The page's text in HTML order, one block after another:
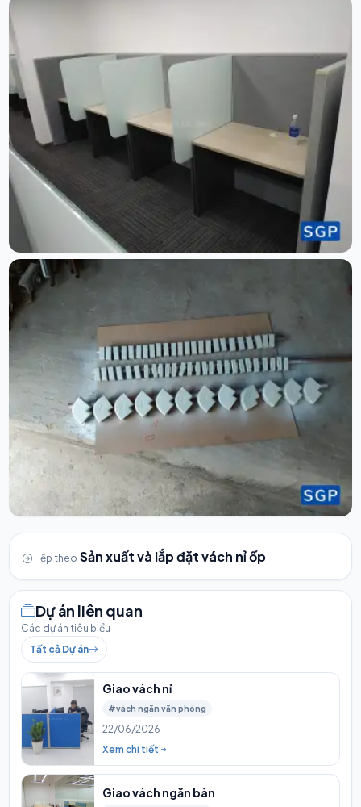
Tiếp theo Sản xuất và lắp đặt vách nỉ ốp
Dự án liên quan
Các dự án tiêu biểu
Tất cả Dự án
Giao vách nỉ
#vách ngăn văn phòng
22/06/2026
Xem chi tiết
Giao vách ngăn bàn